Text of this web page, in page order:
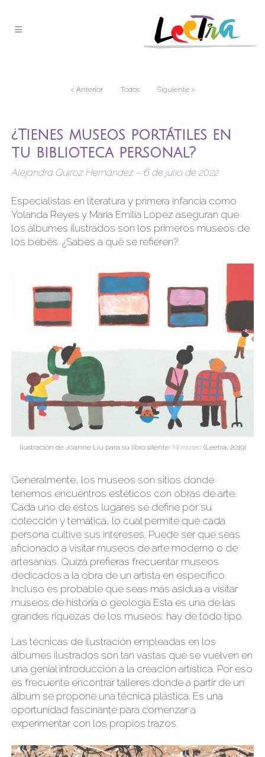
< Anterior TodosSiguiente >
¿Tienes museos portátiles en
tu biblioteca personal?
Alejandra Quiroz Hernández – 6 de julio de 2022
Especialistas en literatura y primera infancia como
Yolanda Reyes y María Emilia López aseguran que
los álbumes ilustrados son los primeros museos de
los bebés. ¿Sabes a qué se refieren?
Ilustración de Joanne Liu para su libro silente: Mi museo (Leetra, 2019)
Generalmente, los museos son sitios donde
tenemos encuentros estéticos con obras de arte.
Cada uno de estos lugares se define por su
colección y temática, lo cual permite que cada
persona cultive sus intereses. Puede ser que seas
aficionado a visitar museos de arte moderno o de
artesanías. Quizá prefieras frecuentar museos
dedicados a la obra de un artista en específico.
Incluso es probable que seas más asidua a visitar
museos de historia o geología Esta es una de las
grandes riquezas de los museos: hay de todo tipo.
Las técnicas de ilustración empleadas en los
álbumes ilustrados son tan vastas que se vuelven en
una genial introducción a la creación artística. Por eso
es frecuente encontrar talleres donde a partir de un
álbum se propone una técnica plástica. Es una
oportunidad fascinante para comenzar a
experimentar con los propios trazos.